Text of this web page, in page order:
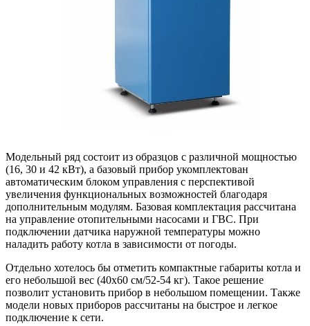
Модельный ряд состоит из образцов с различной мощностью
(16, 30 и 42 кВт), а базовый прибор укомплектован
автоматическим блоком управления с перспективой
увеличения функциональных возможностей благодаря
дополнительным модулям. Базовая комплектация рассчитана
на управление отопительными насосами и ГВС. При
подключении датчика наружной температуры можно
наладить работу котла в зависимости от погоды.
Отдельно хотелось бы отметить компактные габариты котла и
его небольшой вес (40х60 см/52-54 кг). Такое решение
позволит установить прибор в небольшом помещении. Также
модели новых приборов рассчитаны на быстрое и легкое
подключение к сети.